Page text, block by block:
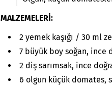
MALZEMELERİ:
2 yemek kaşığı / 30 ml
7 büyük boy soğan, ince
2 diş sarımsak, ince
6 olgun küçük domates,